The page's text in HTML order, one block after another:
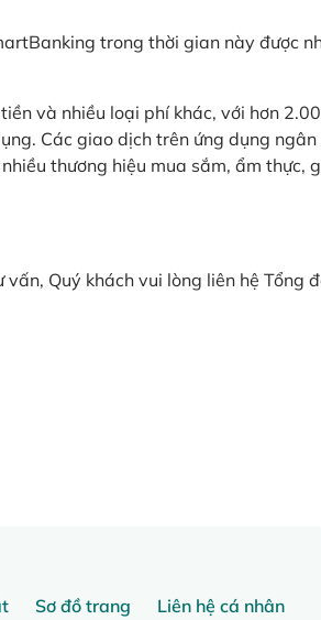
trong thời gian này được
và nhiều loại phí khác, với hơn
Các giao dịch trên ứng dụng
thương hiệu mua sắm, ẩm thực,
Quý khách vui lòng liên hệ Tổng
Sơ đồ trang
Liên hệ cá nhân